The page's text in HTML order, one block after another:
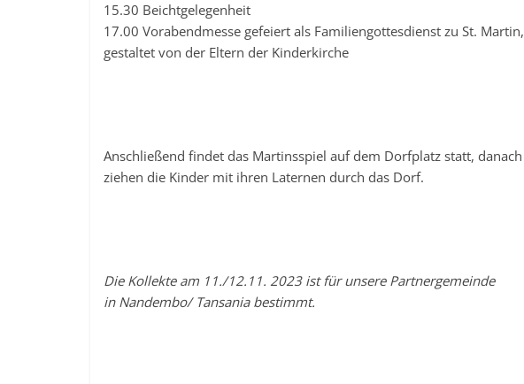
15.30 Beichtgelegenheit
17.00 Vorabendmesse gefeiert als Familiengottesdienst zu St. Martin,
gestaltet von der Eltern der Kinderkirche
Anschließend findet das Martinsspiel auf dem Dorfplatz statt, danach
ziehen die Kinder mit ihren Laternen durch das Dorf.
Die Kollekte am 11./12.11. 2023 ist für unsere Partnergemeinde
in Nandembo/ Tansania bestimmt.